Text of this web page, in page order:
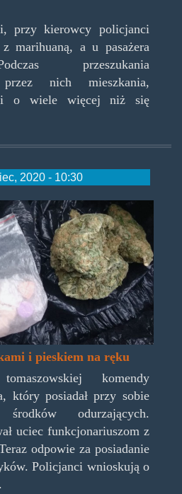
przy kierowcy policjanci
marihuaną, a u pasażera
przeszukania
przez nich mieszkania,
o wiele więcej niż się
2020 - 10:30
i pieskiem na ręku
komendy
który posiadał przy sobie
odurzających.
uciec funkcjonariuszom z
odpowie za posiadanie
Policjanci wnioskują o